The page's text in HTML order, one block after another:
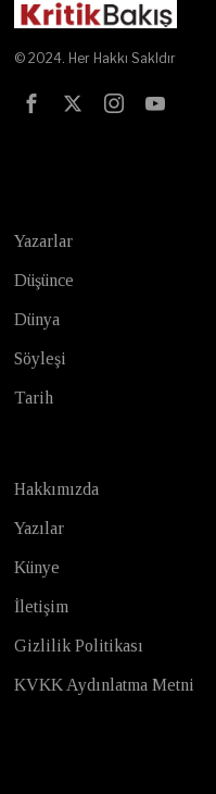
© 2024. Her Hakkı Sakldır
Yazarlar
Düşünce
Dünya
Söyleşi
Tarih
Hakkımızda
Yazılar
Künye
İletişim
Gizlilik Politikası
KVKK Aydınlatma Metni